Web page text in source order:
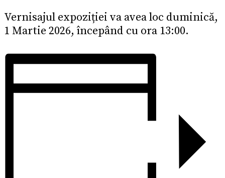
Vernisajul expoziției va avea loc duminică,
1 Martie 2026, începând cu ora 13:00.